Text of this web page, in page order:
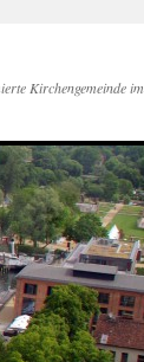
Kirchengemeinde im